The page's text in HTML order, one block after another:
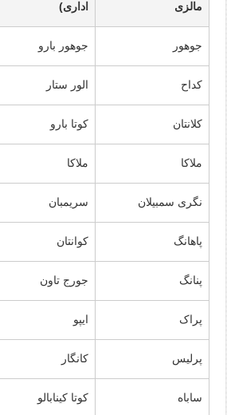
مالزی اداری)
جوهور جوهور بارو
کداح الور ستار
کلانتان کوتا بارو
ملاکا ملاکا
نگری سمبیلان سریمبان
پاهانگ کوانتان
پنانگ جورج تاون
پراک ایپو
پرلیس کانگار
ساباه کوتا کینابالو